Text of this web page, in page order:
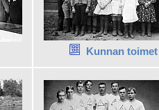
Kunnan toimet